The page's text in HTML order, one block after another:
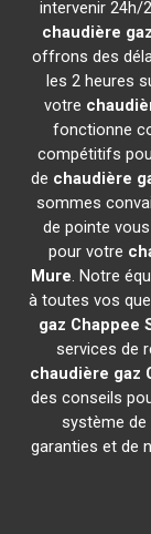
intervenir 24h/
chaudière
offrons des
les 2 heures
votre
fonctionne
compétitifs
de chaudière
sommes
de pointe
pour votre
Mure. Notre
à toutes vos
gaz Chappee
services de
chaudière gaz
des conseils
système
garanties et de